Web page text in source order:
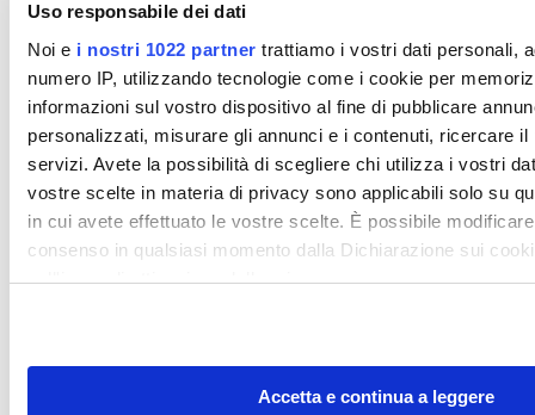
Uso responsabile dei dati
Noi e i nostri 1022 partner trattiamo i vostri dati personali,
numero IP, utilizzando tecnologie come i cookie per
informazioni sul vostro dispositivo al fine di pubblicare
personalizzati, misurare gli annunci e i contenuti, ricercare il
servizi. Avete la possibilità di scegliere chi utilizza i vostri
vostre scelte in materia di privacy sono applicabili solo su
in cui avete effettuato le vostre scelte. È possibile
consenso in qualsiasi momento dalla Dichiarazione sui
sull'icona di attivazione della privacy.
raccogliere informazioni sulla tua posizione
un'approssimazione di qualche metro,
Accetta e continua a leggere
alle ore 5, destinazione la Maremma Toscana, farà da
base l’Hotel La Fattoria...